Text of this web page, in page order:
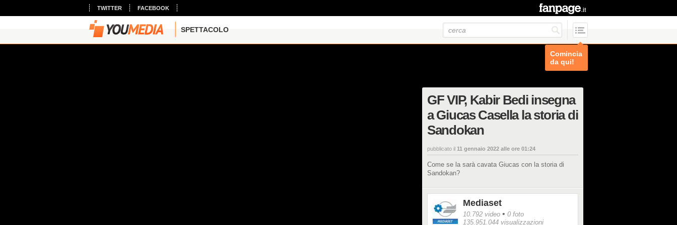
TWITTER FACEBOOK
SPETTACOLO
Comincia
da qui!
GF VIP, Kabir Bedi insegna
a Giucas Casella la storia di
Sandokan
pubblicato il 11 gennaio 2022 alle ore 01:24
Come se la sarà cavata Giucas con la storia di
Sandokan?
Mediaset
10.792 video • 0 foto
135.951.044 visualizzazioni